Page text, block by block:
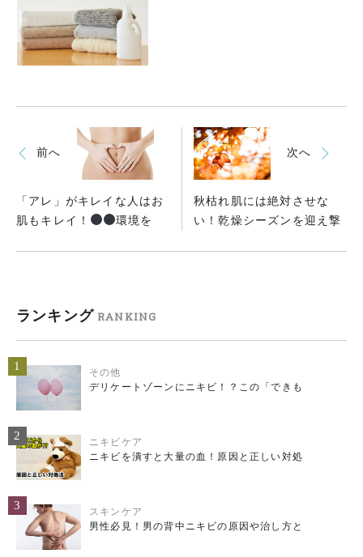
前へ
「アレ」がキレイな人はお
肌もキレイ！
環境を
次へ
秋枯れ肌には絶対させな
い！乾燥シーズンを迎え撃
ランキング RANKING
1
その他
デリケートゾーンにニキビ！？この「できも
2
ニキビケア
ニキビを潰すと大量の血！原因と正しい対処
3
スキンケア
男性必見！男の背中ニキビの原因や治し方と